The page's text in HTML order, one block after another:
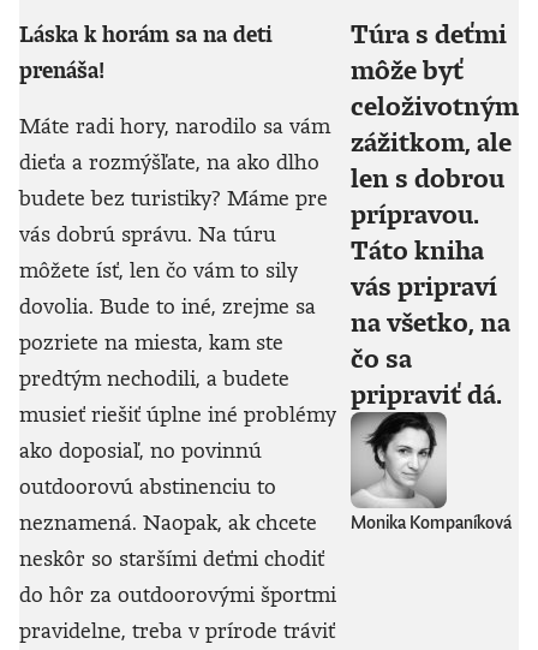
Láska k horám sa na deti
prenáša!
Máte radi hory, narodilo sa vám
dieťa a rozmýšľate, na ako dlho
budete bez turistiky? Máme pre
vás dobrú správu. Na túru
môžete ísť, len čo vám to sily
dovolia. Bude to iné, zrejme sa
pozriete na miesta, kam ste
predtým nechodili, a budete
musieť riešiť úplne iné problémy
ako doposiaľ, no povinnú
outdoorovú abstinenciu to
neznamená. Naopak, ak chcete
neskôr so staršími deťmi chodiť
do hôr za outdoorovými športmi
pravidelne, treba v prírode tráviť
Túra s deťmi
môže byť
celoživotným
zážitkom, ale
len s dobrou
prípravou.
Táto kniha
vás pripraví
na všetko, na
čo sa
pripraviť dá.
Monika Kompaníková